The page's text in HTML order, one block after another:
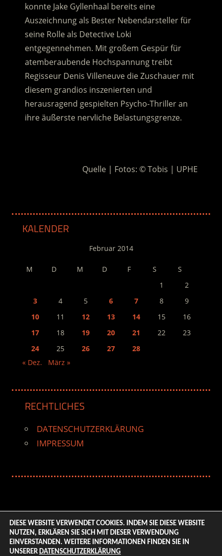
konnte Jake Gyllenhaal bereits eine
Auszeichnung als Bester Nebendarsteller für
seine Rolle als Detective Loki
entgegennehmen. Mit großem Gespür für
atemberaubende Hochspannung treibt
Regisseur Denis Villeneuve die Zuschauer mit
diesem grandios inszenierten und
herausragend gespielten Psycho-Thriller an
ihre äußerste nervliche Belastungsgrenze.
Quelle | Fotos: © Tobis | UPHE
KALENDER
Februar 2014
M D M D F S
S
1
2
3
4 5 6 7 8
9
10
11 12 13 14 15
16
17
18 19 20 21 22
23
24
25 26 27
28
« Dez.
März »
RECHTLICHES
DATENSCHUTZERKLÄRUNG
IMPRESSUM
© 2026 ENTERTAINMENT BASE – Life & Style Magazine.
All Rights Reserved. | Based on
DIESE WEBSITE VERWENDET COOKIES. INDEM SIE DIESE WEBSITE
NUTZEN, ERKLÄREN SIE SICH MIT DIESER VERWENDUNG
EINVERSTANDEN. WEITERE INFORMATIONEN FINDEN SIE IN
UNSERER DATENSCHUTZERKLÄRUNG